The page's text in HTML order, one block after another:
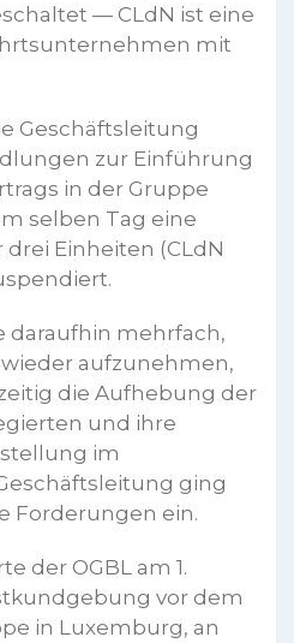
— CLdN ist eine
mit
Geschäftsleitung
zur Einführung
in der Gruppe
selben Tag eine
Einheiten (CLdN
daraufhin mehrfach,
aufzunehmen,
die Aufhebung der
und ihre
im
ging
Forderungen ein.
der OGBL am 1.
vor dem
in Luxemburg, an